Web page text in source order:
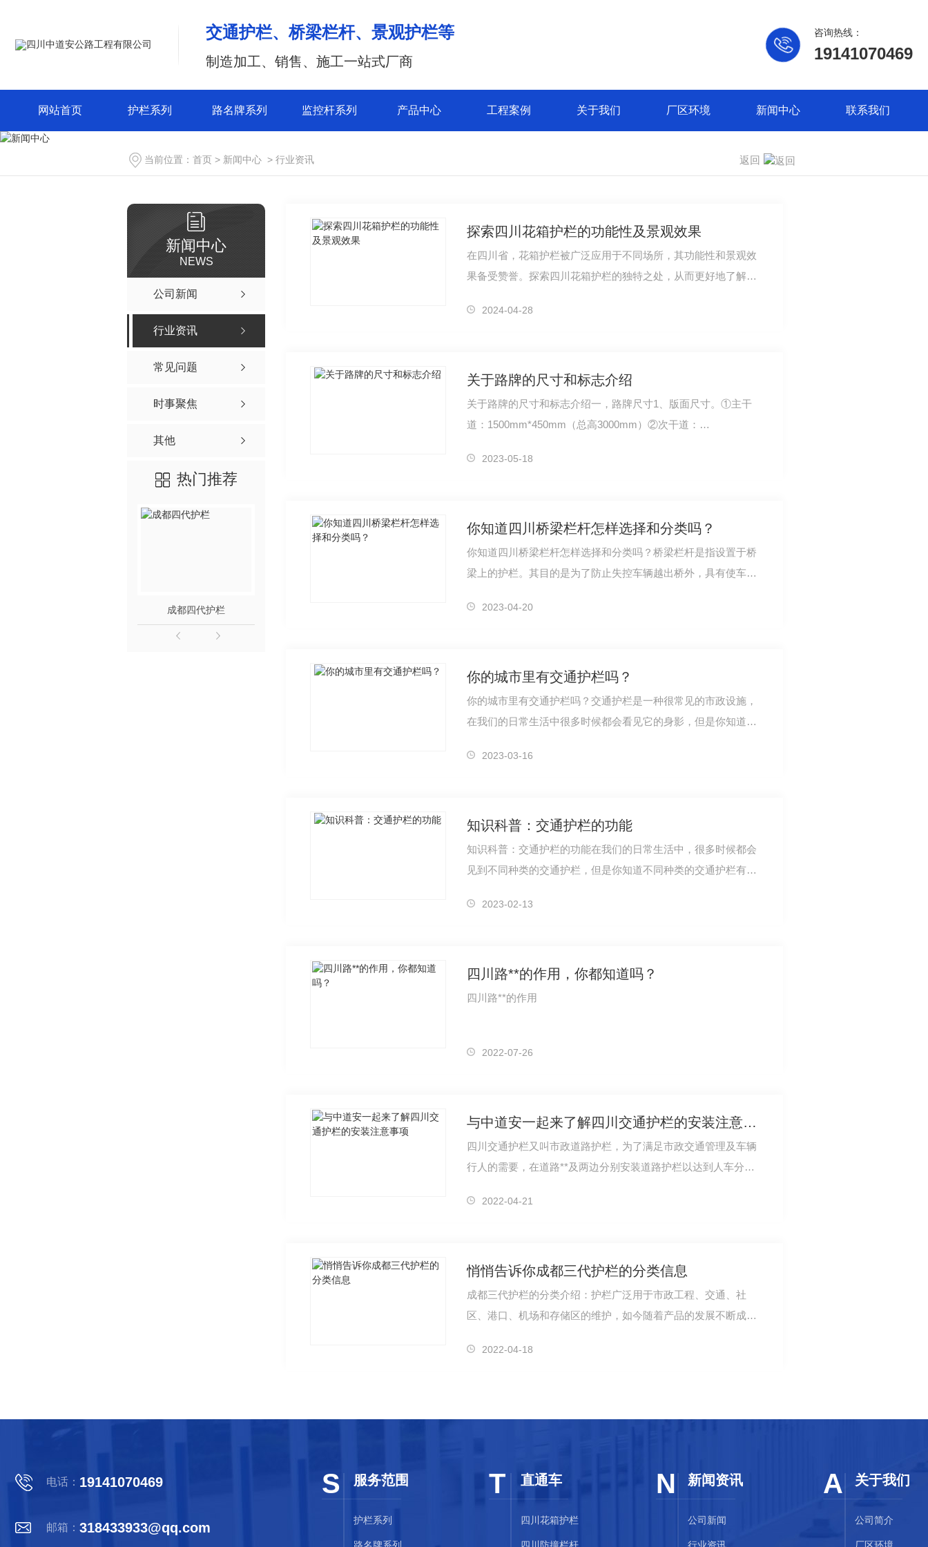
交通护栏、桥梁栏杆、景观护栏等
制造加工、销售、施工一站式厂商
咨询热线：
19141070469
网站首页 护栏系列 路名牌系列 监控杆系列 产品中心 工程案例 关于我们 厂区环境 新闻中心 联系我们
当前位置： 首页 > 新闻中心 > 行业资讯 返回
新闻中心
NEWS
公司新闻
行业资讯
常见问题
时事聚焦
其他
热门推荐
成都四代护栏 城市**护栏
探索四川花箱护栏的功能性及景观效果
在四川省，花箱护栏被广泛应用于不同场所，其功能性和景观效
果备受赞誉。探索四川花箱护栏的独特之处，从而更好地了解它
2024-04-28
关于路牌的尺寸和标志介绍
关于路牌的尺寸和标志介绍一，路牌尺寸1、版面尺寸。①主干
道：1500mm*450mm（总高3000mm）②次干道：
尺寸：…
2023-05-18
你知道四川桥梁栏杆怎样选择和分类吗？
你知道四川桥梁栏杆怎样选择和分类吗？桥梁栏杆是指设置于桥
梁上的护栏。其目的是为了防止失控车辆越出桥外，具有使车辆
2023-04-20
你的城市里有交通护栏吗？
你的城市里有交通护栏吗？交通护栏是一种很常见的市政设施，
在我们的日常生活中很多时候都会看见它的身影，但是你知道交
2023-03-16
知识科普：交通护栏的功能
知识科普：交通护栏的功能在我们的日常生活中，很多时候都会
见到不同种类的交通护栏，但是你知道不同种类的交通护栏有什
2023-02-13
四川路**的作用，你都知道吗？
四川路**的作用
2022-07-26
与中道安一起来了解四川交通护栏的安装注意事项
四川交通护栏又叫市政道路护栏，为了满足市政交通管理及车辆
行人的需要，在道路**及两边分别安装道路护栏以达到人车分离
2022-04-21
悄悄告诉你成都三代护栏的分类信息
成都三代护栏的分类介绍：护栏广泛用于市政工程、交通、社
区、港口、机场和存储区的维护，如今随着产品的发展不断成
2022-04-18
电话： 19141070469
邮箱： 318433933@qq.com
S 服务范围
护栏系列
T 直通车
四川花箱护栏
N 新闻资讯
公司新闻
A 关于我们
公司简介